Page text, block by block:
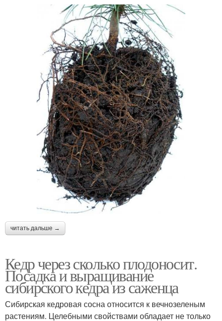
читать дальше →
Кедр через сколько плодоносит.
Посадка и выращивание
сибирского кедра из саженца
Сибирская кедровая сосна относится к вечнозеленым
растениям. Целебными свойствами обладает не только